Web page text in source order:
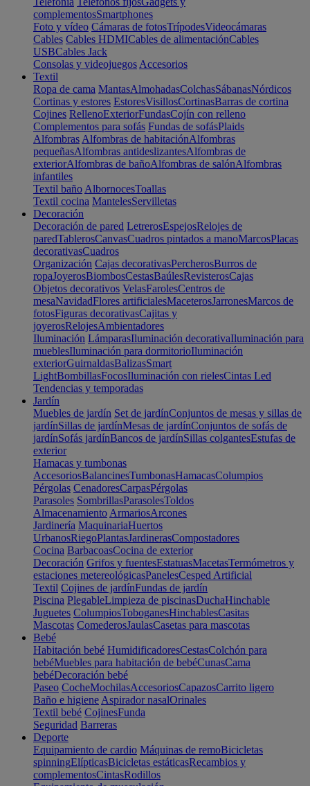
complementosSmartphones
Foto y vídeo Cámaras de fotosTrípodesVideocámaras
Cables Cables HDMICables de alimentaciónCables
USBCables Jack
Consolas y videojuegos Accesorios
Textil
Ropa de cama MantasAlmohadasColchasSábanasNórdicos
Cortinas y estores EstoresVisillosCortinasBarras de cortina
Cojines RellenoExteriorFundasCojín con relleno
Complementos para sofás Fundas de sofásPlaids
Alfombras Alfombras de habitaciónAlfombras
pequeñasAlfombras antideslizantesAlfombras de
exteriorAlfombras de bañoAlfombras de salónAlfombras
infantiles
Textil baño AlbornocesToallas
Textil cocina MantelesServilletas
Decoración
Decoración de pared LetrerosEspejosRelojes de
paredTablerosCanvasCuadros pintados a manoMarcosPlacas
decorativasCuadros
Organización Cajas decorativasPercherosBurros de
ropaJoyerosBiombosCestasBaúlesRevisterosCajas
Objetos decorativos VelasFarolesCentros de
mesaNavidadFlores artificialesMaceterosJarronesMarcos de
fotosFiguras decorativasCajitas y
joyerosRelojesAmbientadores
Iluminación LámparasIluminación decorativaIluminación para
mueblesIluminación para dormitorioIluminación
exteriorGuirnaldasBalizasSmart
LightBombillasFocosIluminación con rielesCintas Led
Tendencias y temporadas
Jardín
Muebles de jardín Set de jardínConjuntos de mesas y sillas de
jardínSillas de jardínMesas de jardínConjuntos de sofás de
jardínSofás jardínBancos de jardínSillas colgantesEstufas de
exterior
Hamacas y tumbonas
AccesoriosBalancinesTumbonasHamacasColumpios
Pérgolas CenadoresCarpasPérgolas
Parasoles SombrillasParasolesToldos
Almacenamiento ArmariosArcones
Jardinería MaquinariaHuertos
UrbanosRiegoPlantasJardinerasCompostadores
Cocina BarbacoasCocina de exterior
Decoración Grifos y fuentesEstatuasMacetasTermómetros y
estaciones metereológicasPanelesCesped Artificial
Textil Cojines de jardínFundas de jardín
Piscina PlegableLimpieza de piscinasDuchaHinchable
Juguetes ColumpiosToboganesHinchablesCasitas
Mascotas ComederosJaulasCasetas para mascotas
Bebé
Habitación bebé HumidificadoresCestasColchón para
bebéMuebles para habitación de bebéCunasCama
bebéDecoración bebé
Paseo CocheMochilasAccesoriosCapazosCarrito ligero
Baño e higiene Aspirador nasalOrinales
Textil bebé CojinesFunda
Seguridad Barreras
Deporte
Equipamiento de cardio Máquinas de remoBicicletas
spinningElípticasBicicletas estáticasRecambios y
complementosCintasRodillos